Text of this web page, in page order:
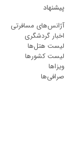
پیشنهاد
آژانس‌های مسافرتی
اخبار گردشگری
لیست هتل‌ها
لیست کشورها
ویزاها
صرافی‌ها